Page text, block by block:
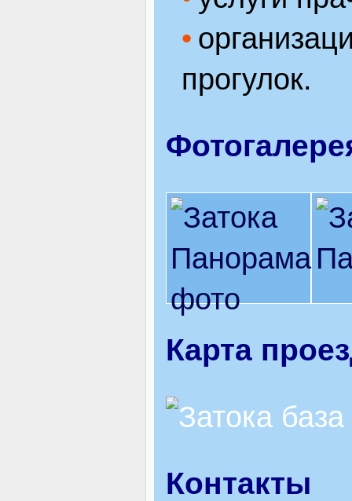
прогулок.
Карта
Контакты